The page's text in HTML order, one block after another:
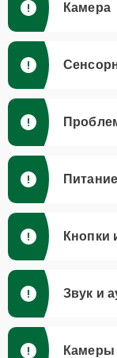
Камера
Кнопки
Звук и
Камеры